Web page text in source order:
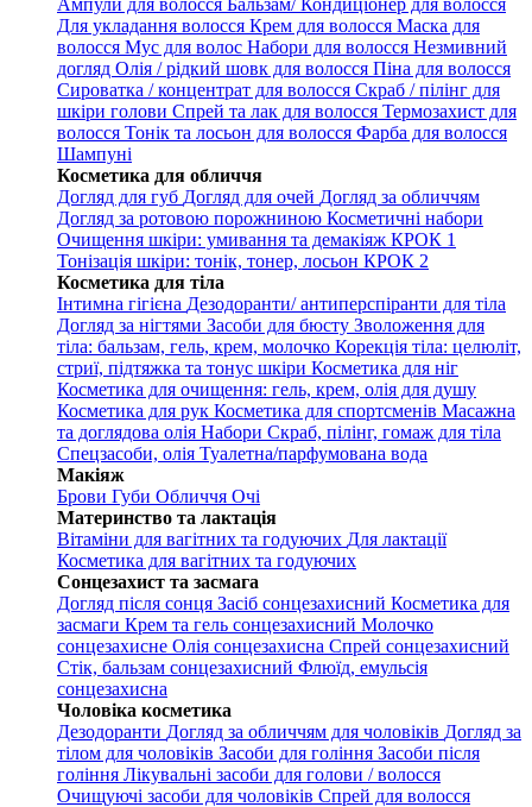
Для укладання волосся Крем для волосся Маска для
волосся Мус для волос Набори для волосся Незмивний
догляд Олія / рідкий шовк для волосся Піна для волосся
Сироватка / концентрат для волосся Скраб / пілінг для
шкіри голови Спрей та лак для волосся Термозахист для
волосся Тонік та лосьон для волосся Фарба для волосся
Шампуні
Косметика для обличчя
Догляд для губ Догляд для очей Догляд за обличчям
Догляд за ротовою порожниною Косметичні набори
Очищення шкіри: умивання та демакіяж КРОК 1
Тонізація шкіри: тонік, тонер, лосьон КРОК 2
Косметика для тіла
Інтимна гігієна Дезодоранти/ антиперспіранти для тіла
Догляд за нігтями Засоби для бюсту Зволоження для
тіла: бальзам, гель, крем, молочко Корекція тіла: целюліт,
стриї, підтяжка та тонус шкіри Косметика для ніг
Косметика для очищення: гель, крем, олія для душу
Косметика для рук Косметика для спортсменів Масажна
та доглядова олія Набори Скраб, пілінг, гомаж для тіла
Спецзасоби, олія Туалетна/парфумована вода
Макіяж
Брови Губи Обличчя Очі
Материнство та лактація
Вітаміни для вагітних та годуючих Для лактації
Косметика для вагітних та годуючих
Сонцезахист та засмага
Догляд після сонця Засіб сонцезахисний Косметика для
засмаги Крем та гель сонцезахисний Молочко
сонцезахисне Олія сонцезахисна Спрей сонцезахисний
Стік, бальзам сонцезахисний Флюїд, емульсія
сонцезахисна
Чоловіка косметика
Дезодоранти Догляд за обличчям для чоловіків Догляд за
тілом для чоловіків Засоби для гоління Засоби після
гоління Лікувальні засоби для голови / волосся
Очищуючі засоби для чоловіків Спрей для волосся